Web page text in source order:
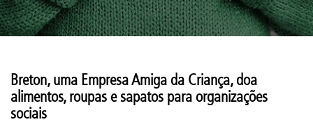
Breton, uma Empresa Amiga da Criança, doa
alimentos, roupas e sapatos para organizações
sociais